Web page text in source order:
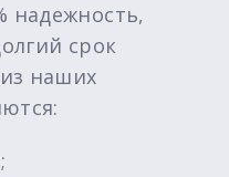
надежность,
срок
наших